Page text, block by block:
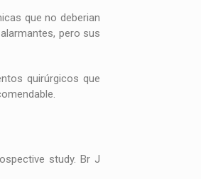
que no deberian
pero sus
quirúrgicos que
study. Br J